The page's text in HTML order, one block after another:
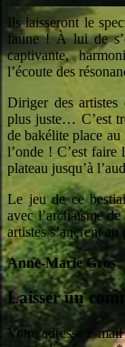
Ils laisseront le
faune ! À lui de
captivante,
l’écoute des
Diriger des artistes
plus juste… C’est
de bakélite place
l’onde ! C’est
plateau jusqu’à
Le jeu de ce
avec l’archaïsme
artistes s’ancrent
Anne-Marie Gros
Laisser un
Votre adresse e-mail